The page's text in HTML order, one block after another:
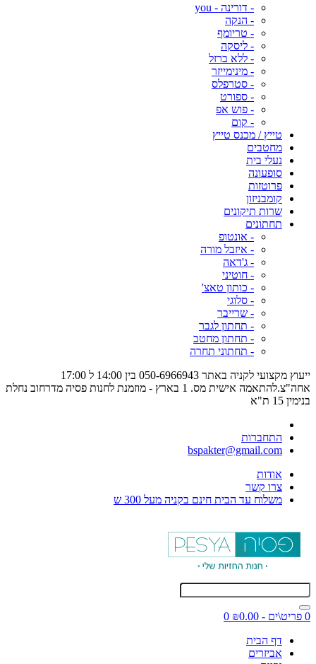
- דורינה - you
- הנקה
- טריומף
- ליסקה
- ללא ברזל
- מינימייזר
- סטרפלס
- ספורט
- פוש אפ
- קום
טייץ / מכנס טייץ
מחטבים
נעלי בית
סופעונה
פרוטזות
קומבניזון
שרות תיקונים
תחתונים
- אונטופ
- איזבל מורה
- ג'דאה
- חוטיני
- כותון טאצ'
- סלוגי
- שרייבר
- תחתון לגבר
- תחתון מחטב
- תחתוני תחרה
ייעוץ מקצועי לקניה באתר 050-6966943 בין 14:00 ל 17:00
אחה"צ.להתאמה אישית מס. 1 בארץ - מוזמנת לחנות פסיה מדרחוב נחלת
בנימין 15 ת"א
התחברות
bspakter@gmail.com
אודות
צרו קשר
משלוח עד הבית חינם בקניה מעל 300 ש
0 פריט\ים - ₪0.00
0
דף הבית
אביזרים